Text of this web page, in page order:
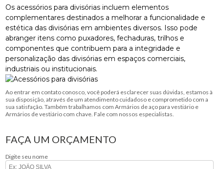
Os acessórios para divisórias incluem elementos
complementares destinados a melhorar a funcionalidade e
estética das divisórias em ambientes diversos. Isso pode
abranger itens como puxadores, fechaduras, trilhos e
componentes que contribuem para a integridade e
personalização das divisórias em espaços comerciais,
industriais ou institucionais.
Ao entrar em contato conosco, você poderá esclarecer suas dúvidas, estamos à
sua disposição, através de um atendimento cuidadoso e comprometido com a
sua satisfação. Também trabalhamos com Armários de aço para vestiário e
Armários de vestiário com chave. Fale com nossos especialistas.
FAÇA UM ORÇAMENTO
Digite seu nome